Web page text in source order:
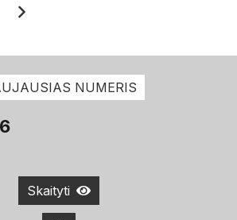
NUMERIS
Skaityti